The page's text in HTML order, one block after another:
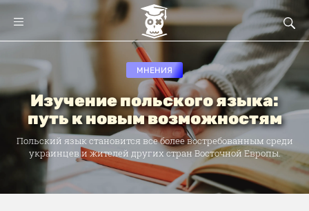
МНЕНИЯ
Изучение польского языка:
путь к новым возможностям
Польский язык становится все более востребованным среди
украинцев и жителей других стран Восточной Европы.